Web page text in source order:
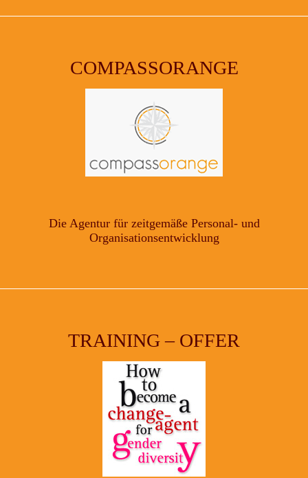
COMPASSORANGE
Die Agentur für zeitgemäße Personal- und
Organisationsentwicklung
TRAINING – OFFER